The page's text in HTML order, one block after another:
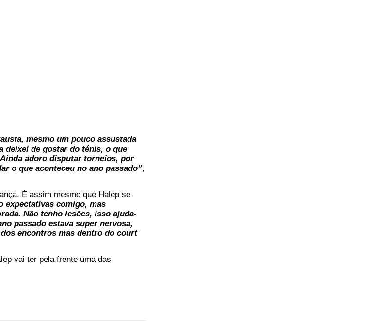
mesmo um pouco assustada
deixei de gostar do ténis, o que
adoro disputar torneios, por
o que aconteceu no ano passado”,
É assim mesmo que Halep se
expectativas comigo, mas
Não tenho lesões, isso ajuda-
passado estava super nervosa,
encontros mas dentro do court
vai ter pela frente uma das